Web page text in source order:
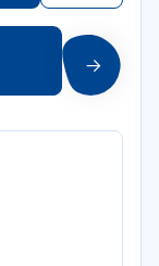
Suivant